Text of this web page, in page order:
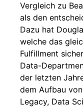
Vergleich zu
als den
Dazu hat
welche das
Fulfillment
Data-
der letzten
dem Aufbau
Legacy, Data